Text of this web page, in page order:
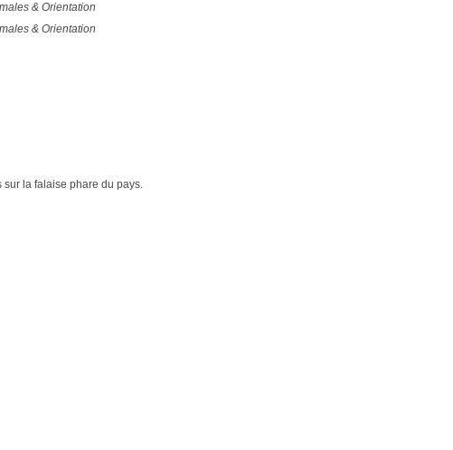
& Orientation
& Orientation
la falaise phare du pays.